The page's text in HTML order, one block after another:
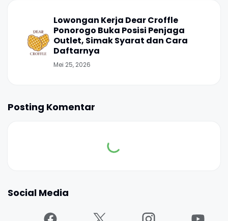
Lowongan Kerja Dear Croffle
Ponorogo Buka Posisi Penjaga
Outlet, Simak Syarat dan Cara
Daftarnya
Mei 25, 2026
Posting Komentar
Social Media